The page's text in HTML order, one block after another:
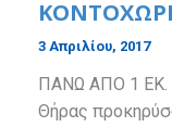
3 Απριλίου, 2017
ΠΑΝΩ ΑΠΟ 1
Θήρας